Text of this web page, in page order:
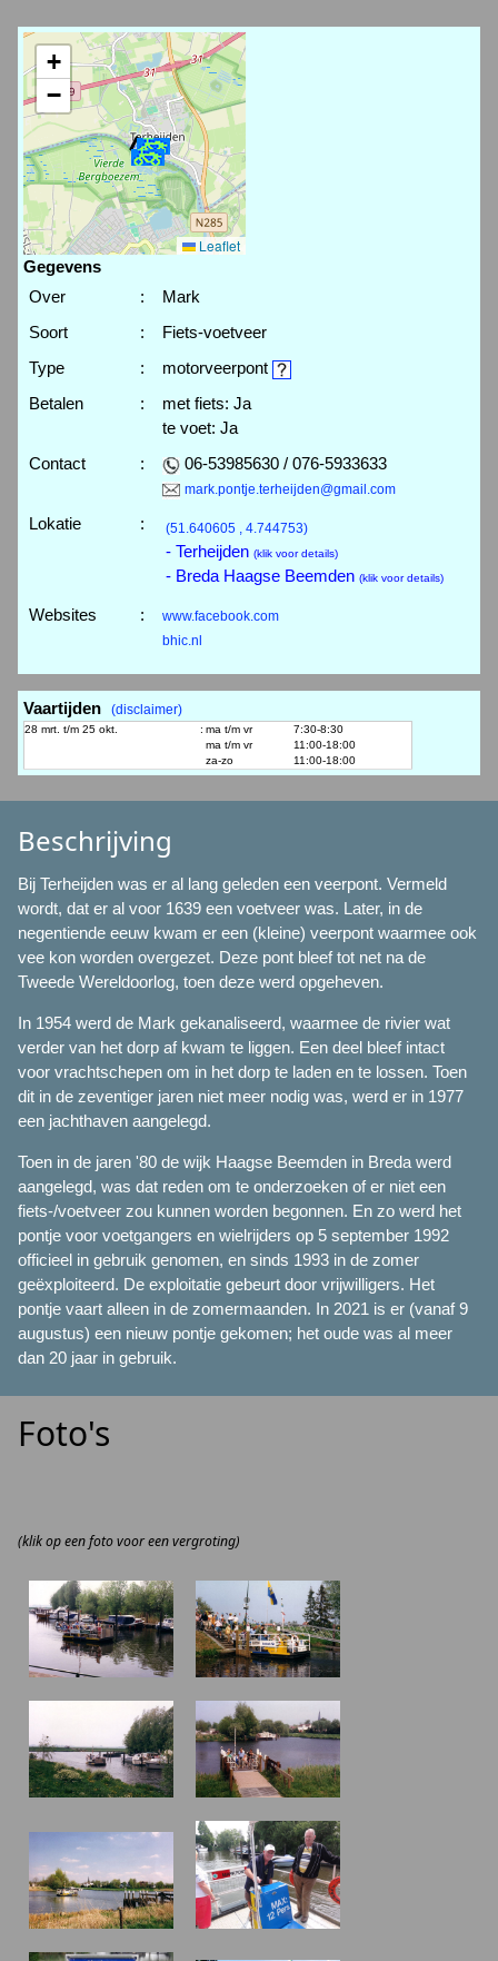
+
−
Leaflet
Gegevens
Over
:
Mark
Soort
:
Fiets-voetveer
Type
:
motorveerpont
Betalen
:
met fiets: Ja
te voet: Ja
Contact
: 06-53985630 / 076-5933633
mark.pontje.terheijden@gmail.com
Lokatie : (51.640605 , 4.744753)
- Terheijden (klik voor details)
- Breda Haagse Beemden (klik voor details)
Websites :
www.facebook.com
bhic.nl
Vaartijden (disclaimer)
28 mrt. t/m 25 okt. : ma t/m vr
ma t/m vr
za-zo
7:30-8:30
11:00-18:00
11:00-18:00
Beschrijving
Bij Terheijden was er al lang geleden een veerpont. Vermeld
wordt, dat er al voor 1639 een voetveer was. Later, in de
negentiende eeuw kwam er een (kleine) veerpont waarmee ook
vee kon worden overgezet. Deze pont bleef tot net na de
Tweede Wereldoorlog, toen deze werd opgeheven.
In 1954 werd de Mark gekanaliseerd, waarmee de rivier wat
verder van het dorp af kwam te liggen. Een deel bleef intact
voor vrachtschepen om in het dorp te laden en te lossen. Toen
dit in de zeventiger jaren niet meer nodig was, werd er in 1977
een jachthaven aangelegd.
Toen in de jaren '80 de wijk Haagse Beemden in Breda werd
aangelegd, was dat reden om te onderzoeken of er niet een
fiets-/voetveer zou kunnen worden begonnen. En zo werd het
pontje voor voetgangers en wielrijders op 5 september 1992
officieel in gebruik genomen, en sinds 1993 in de zomer
geëxploiteerd. De exploitatie gebeurt door vrijwilligers. Het
pontje vaart alleen in de zomermaanden. In 2021 is er (vanaf 9
augustus) een nieuw pontje gekomen; het oude was al meer
dan 20 jaar in gebruik.
Foto's
(klik op een foto voor een vergroting)